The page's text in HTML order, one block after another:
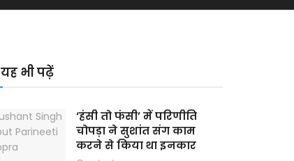
यह भी पढ़ें
‘हंसी तो फंसी’ में परिणीति
चोपड़ा ने सुशांत संग काम
करने से किया था इनकार